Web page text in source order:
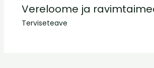
Vereloome ja
Terviseteave